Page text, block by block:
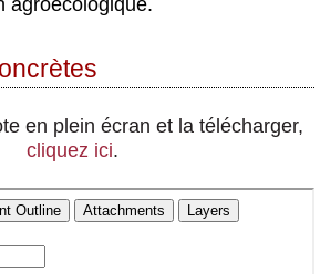
en plein écran et la télécharger,
cliquez ici.